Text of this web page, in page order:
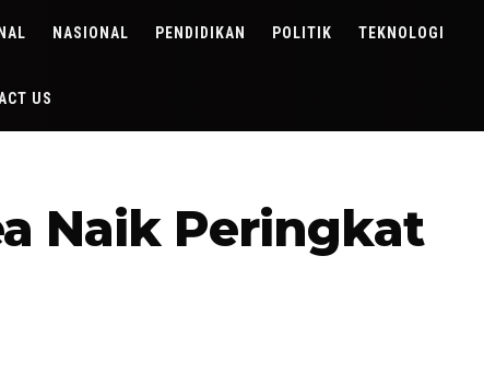
NASIONAL PENDIDIKAN POLITIK TEKNOLOGI
US
Naik Peringkat